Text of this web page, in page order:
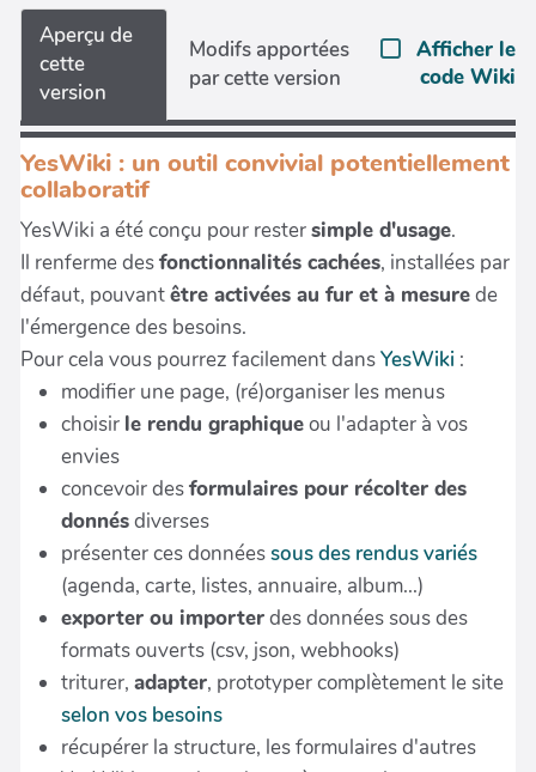
Aperçu de
cette
version
Modifs apportées
par cette version
Afficher le
code Wiki